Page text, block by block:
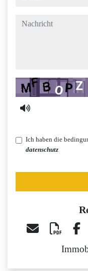
nachricht
Captcha
Ich haben die
datenschutz